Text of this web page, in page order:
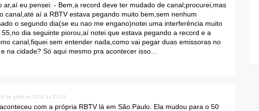
ar,aí eu pensei: - Bem,a record deve ter mudado de canal;procurei,mas
canal,até aí a RBTV estava pegando muito bem,sem nenhum
o segundo dia(se eu nao me engano)notei uma interferência muito
dia seguinte piorou,aí notei que estava pegando a record e a
canal,fiquei sem entender nada,como vai pegar duas emissoras no
na cidade? Só aqui mesmo pra acontecer isso...
de julho de 2011 às 23:13
com a própria RBTV lá em São Paulo. Ela mudou para o 50